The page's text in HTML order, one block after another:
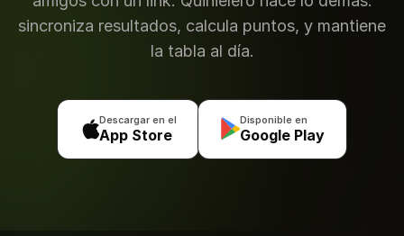
sincroniza resultados, calcula puntos, y mantiene
la tabla al día.
Descargar en el
App Store
Disponible en
Google Play